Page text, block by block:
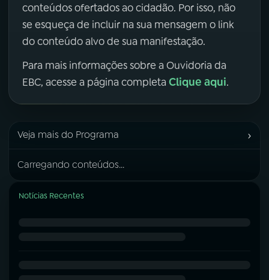
conteúdos ofertados ao cidadão. Por isso, não
se esqueça de incluir na sua mensagem o link
do conteúdo alvo de sua manifestação.
Para mais informações sobre a Ouvidoria da
EBC, acesse a página completa Clique aqui.
Veja mais do Programa ›
Carregando conteúdos...
Notícias Recentes